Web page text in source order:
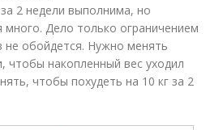
2 недели выполнима, но
много. Дело только ограничением
не обойдется. Нужно менять
чтобы накопленный вес уходил
чтобы похудеть на 10 кг за 2